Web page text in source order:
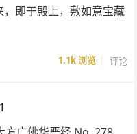
即于殿上，敷如意宝藏
1.1k浏览 评论